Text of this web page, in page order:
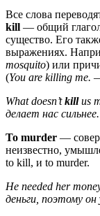
Все слова
kill — общий
существо. Его
выражениях.
mosquito) или
(You are killing me.
What doesn’tkillus
делает нас сильнее.
To murder —
неизвестно,
to kill, и to murder.
He needed her
деньги, поэтому он